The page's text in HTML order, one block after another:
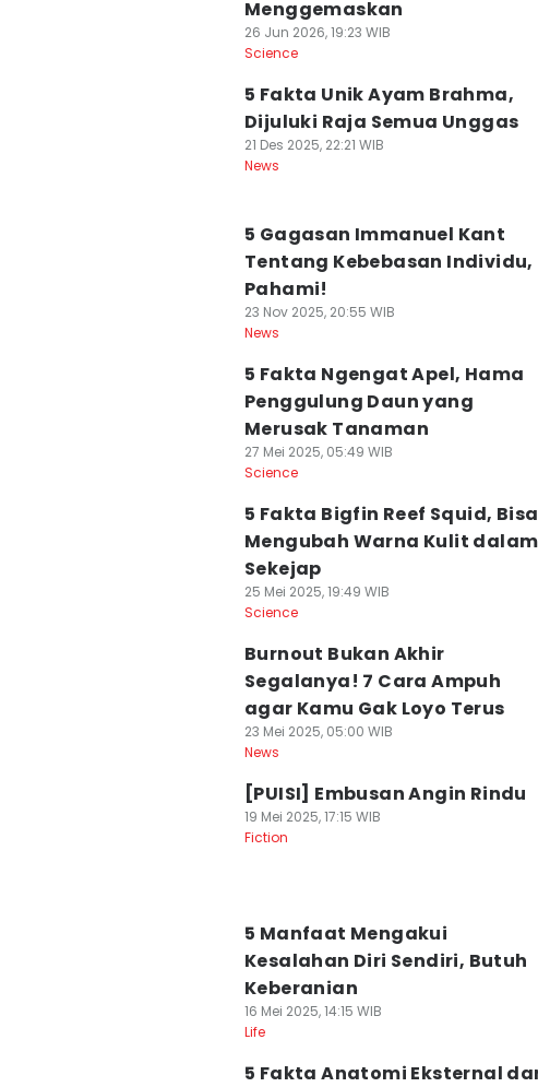
Menggemaskan
26 Jun 2026, 19:23 WIB
Science
5 Fakta Unik Ayam Brahma,
Dijuluki Raja Semua Unggas
21 Des 2025, 22:21 WIB
News
5 Gagasan Immanuel Kant
Tentang Kebebasan Individu,
Pahami!
23 Nov 2025, 20:55 WIB
News
5 Fakta Ngengat Apel, Hama
Penggulung Daun yang
Merusak Tanaman
27 Mei 2025, 05:49 WIB
Science
5 Fakta Bigfin Reef Squid, Bisa
Mengubah Warna Kulit dalam
Sekejap
25 Mei 2025, 19:49 WIB
Science
Burnout Bukan Akhir
Segalanya! 7 Cara Ampuh
agar Kamu Gak Loyo Terus
23 Mei 2025, 05:00 WIB
News
[PUISI] Embusan Angin Rindu
19 Mei 2025, 17:15 WIB
Fiction
5 Manfaat Mengakui
Kesalahan Diri Sendiri, Butuh
Keberanian
16 Mei 2025, 14:15 WIB
Life
5 Fakta Anatomi Eksternal